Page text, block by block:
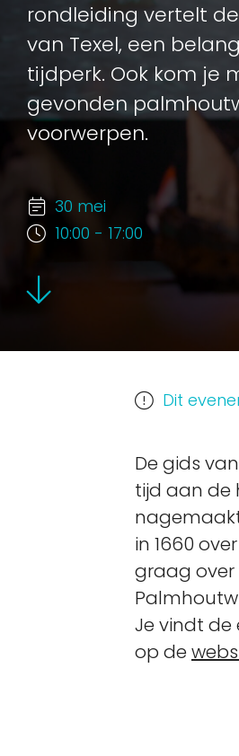
rondleiding vertelt
van Texel, een
tijdperk. Ook kom je
gevonden
voorwerpen.
30 mei
10:00 - 17:00
Dit
De gids
tijd aan de
in 1660
graag over
Je vindt
op de